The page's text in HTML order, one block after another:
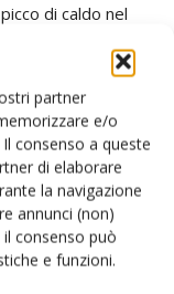
partner
e/o
consenso a queste
di elaborare
la navigazione
annunci (non)
consenso può
e funzioni.
di caldo nel
dei
stato sanitario. Si
di ottima qualità,
La quantità
– circa un +10%-
ciclo regolare”,
,Maria Carella.